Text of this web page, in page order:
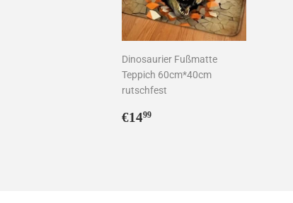
Dinosaurier Fußmatte
Teppich 60cm*40cm
rutschfest
Normaler
€1499